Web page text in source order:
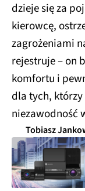
dzieje się za
kierowcę,
zagrożeniami
rejestruje – on
komfortu i
dla tych,
niezawodność
Tobiasz